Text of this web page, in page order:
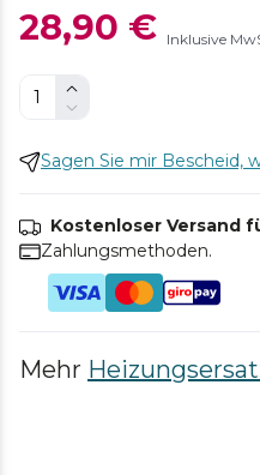
28,90 € Inklusive
Sagen Sie mir Bescheid,
Kostenloser Versand
Zahlungsmethoden.
Mehr